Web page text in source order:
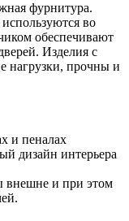
фурнитура.
во
обеспечивают
Изделия с
нагрузки, прочны и
и пеналах
дизайн интерьера
внешне и при этом